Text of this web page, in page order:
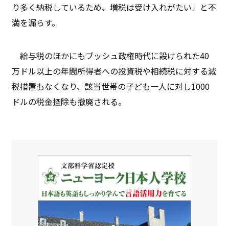
り多く納税しているため、増税は受け入れがたい」と不
満を漏らす。
給与税のほかにもブッシュ政権時代に設けられた40
万ドル以上の年間所得者への投資税や相続税に対する減
税措置もなくなり、該当世帯の子ども一人に対し1000
ドルの税金控除も撤廃される。